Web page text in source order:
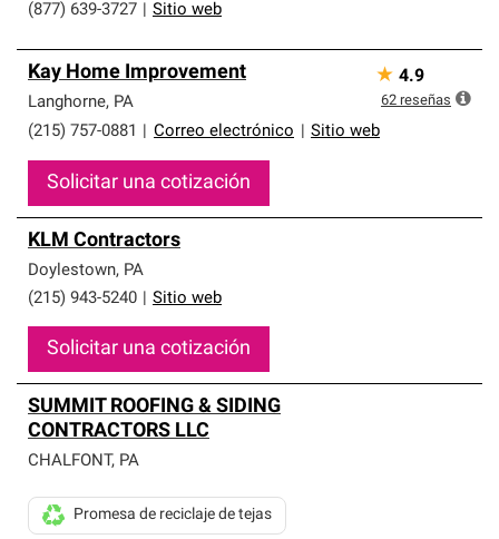
(877) 639-3727 Sitio web
Kay Home Improvement
Langhorne, PA
(215) 757-0881
Correo electrónico Sitio web
Solicitar una cotización
★ 4.9
62 reseñas
KLM Contractors
Doylestown, PA
(215) 943-5240
Sitio web
Solicitar una cotización
SUMMIT ROOFING & SIDING
CONTRACTORS LLC
CHALFONT, PA
Promesa de reciclaje de tejas